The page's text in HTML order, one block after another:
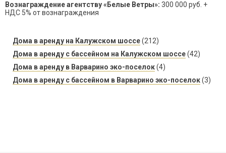
Вознаграждение агентству «Белые Ветры»: 300 000 руб. +
НДС 5% от вознаграждения
Дома в аренду на Калужском шоссе(212)
Дома в аренду с бассейном на Калужском шоссе(42)
Дома в аренду в Варварино эко-поселок(4)
Дома в аренду с бассейном в Варварино эко-поселок(3)